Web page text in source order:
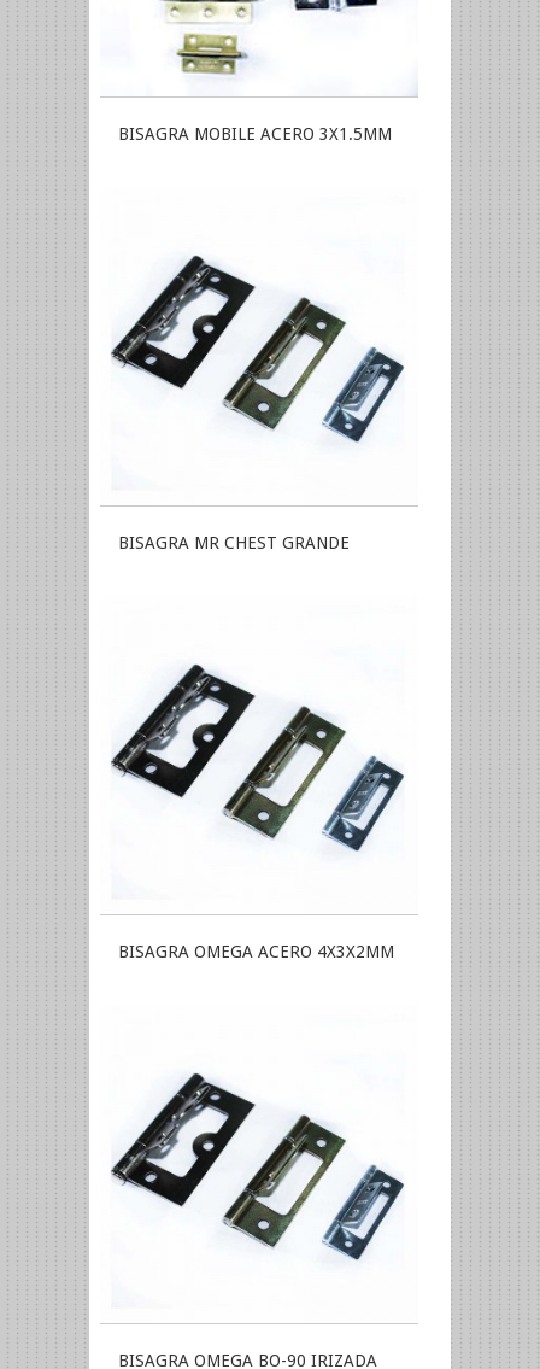
BISAGRA MOBILE ACERO 3X1.5MM
BISAGRA MR CHEST GRANDE
BISAGRA OMEGA ACERO 4X3X2MM
BISAGRA OMEGA BO-90 IRIZADA